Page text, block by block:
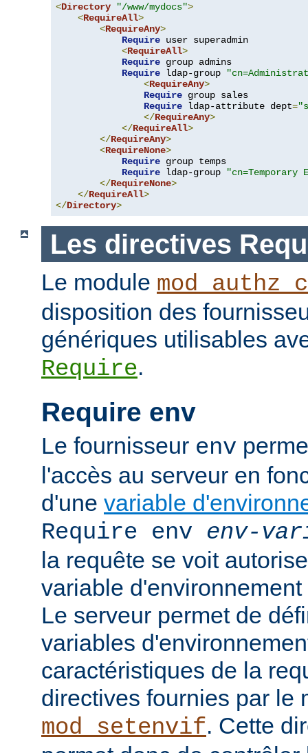
<Directory "/www/mydocs">
<RequireAll>
<RequireAny>
Require user superadmin
<RequireAll>
Require group admins
Require ldap-group
<RequireAny>
Require group sales
Require ldap-attribute dept=
</RequireAny>
</RequireAll>
</RequireAny>
<RequireNone>
Require group temps
Require ldap-group
"cn=Temporary
</RequireNone>
</RequireAll>
</Directory>
Les directives
Le module
disposition des
génériques utilisables
Require.
Require env
Le fournisseur env
l'accès au serveur en
d'une variable
Require env env-
la requête se voit
variable d'environnement
Le serveur permet de
variables
caractéristiques de la
directives fournies par le
mod_setenvif. Cette